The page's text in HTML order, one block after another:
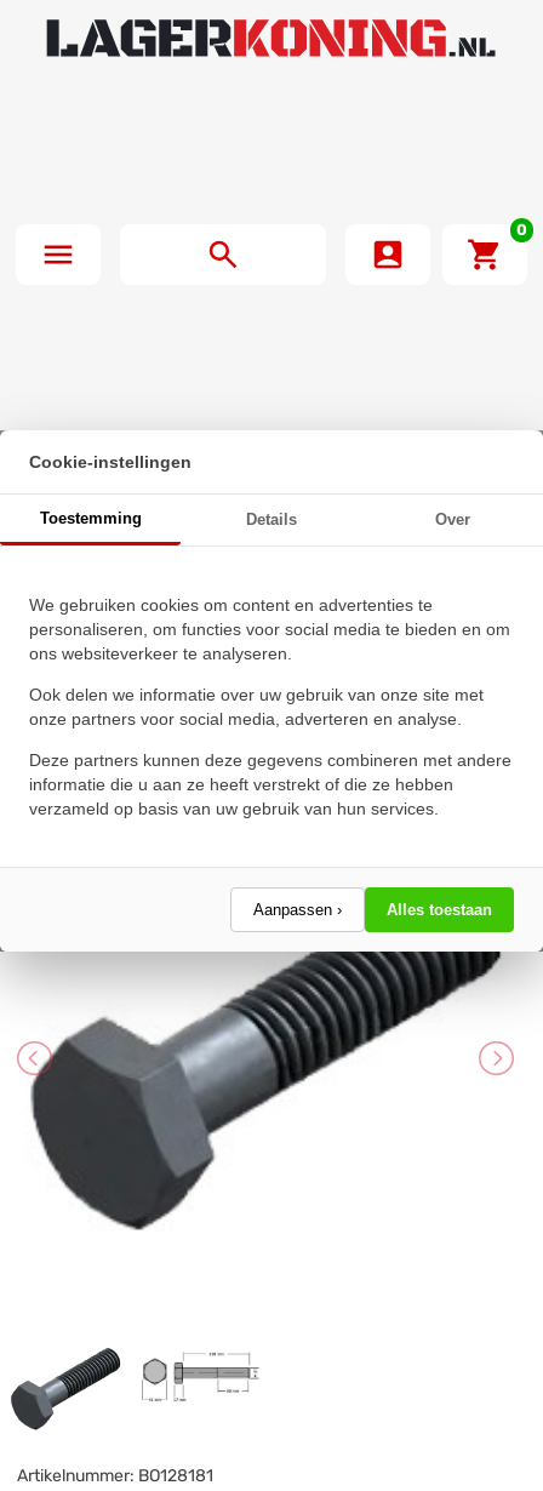
0
Beginpagina·
Zeskanttapbout Deeldraad DIN 931 M27x120mm 10.9
Onbehandeld
Cookie-instellingen
Toestemming Details Over
We gebruiken cookies om content en advertenties te
personaliseren, om functies voor social media te bieden en om
ons websiteverkeer te analyseren.
Ook delen we informatie over uw gebruik van onze site met
onze partners voor social media, adverteren en analyse.
Deze partners kunnen deze gegevens combineren met andere
informatie die u aan ze heeft verstrekt of die ze hebben
verzameld op basis van uw gebruik van hun services.
Aanpassen › Alles toestaan
Zeskanttapbout Deeldraad DIN
931 M27x120mm 10.9
Onbehandeld
Schrijf een review!
Artikelnummer: BO128181